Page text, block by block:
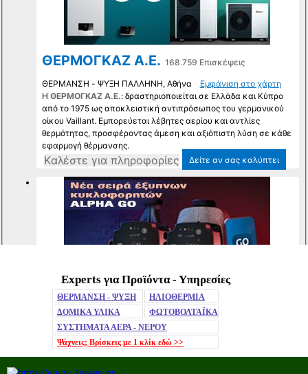
MuteExperts για Προϊόντα - Υπηρεσίες
ΘΕΡΜΑΝΣΗ - ΨΥΞΗ
ΗΛΙΟΘΕΡΜΙΑ
ΔΟΜΙΚΑ ΥΛΙΚΑ
ΦΩΤΟΒΟΛΤΑΪΚΑ
ΣΥΣΤΗΜΑΤΑ ΑΕΡΑ - ΝΕΡΟΥ
Ψάχνεις; Βρίσκεις με 1 κλίκ εδώ >>